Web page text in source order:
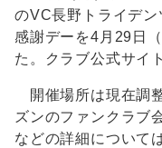
のVC長野トライデ
感謝デーを4月29日
た。クラブ公式サイ
開催場所は現在調
ズンのファンクラブ
などの詳細について